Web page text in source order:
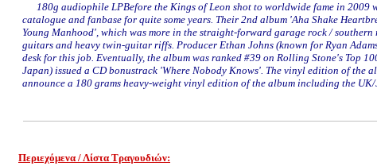
180g audiophile LPBefore the Kings of Leon shot to worldwide fame in 2009
catalogue and fanbase for quite some years. Their 2nd album 'Aha Shake
Young Manhood', which was more in the straight-forward garage rock /
guitars and heavy twin-guitar riffs. Producer Ethan Johns (known for Ryan
desk for this job. Eventually, the album was ranked #39 on Rolling Stone's Top
Japan) issued a CD bonustrack 'Where Nobody Knows'. The vinyl edition of the
announce a 180 grams heavy-weight vinyl edition of the album including the
Περιεχόμενα / Λίστα Τραγουδιών: